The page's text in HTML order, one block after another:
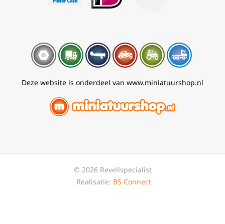
Deze website is onderdeel van www.miniatuurshop.nl
© 2026 Revellspecialist
Realisatie: BS Connect